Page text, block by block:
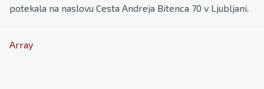
potekala na naslovu Cesta Andreja Bitenca 70 v Ljubljani.
Array